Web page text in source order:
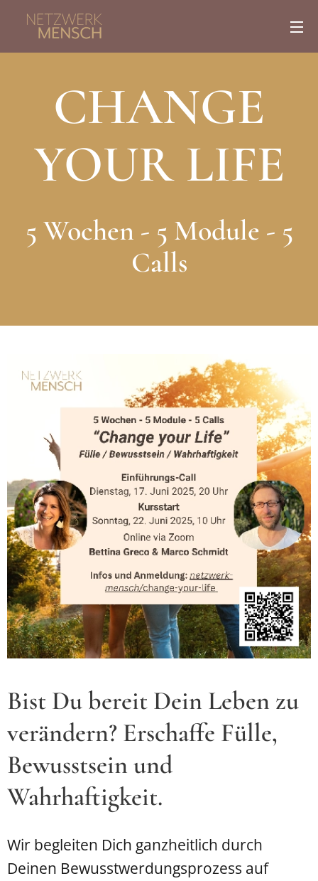
CHANGE
YOUR LIFE
5 Wochen - 5 Module - 5
Calls
Bist Du bereit Dein Leben zu
verändern? Erschaffe Fülle,
Bewusstsein und
Wahrhaftigkeit.
Wir begleiten Dich ganzheitlich durch
Deinen Bewusstwerdungsprozess auf